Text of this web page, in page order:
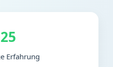
Erfahrung